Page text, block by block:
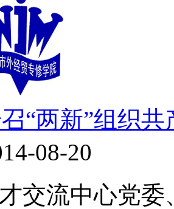
“两新”组织
08-20
交流中心党